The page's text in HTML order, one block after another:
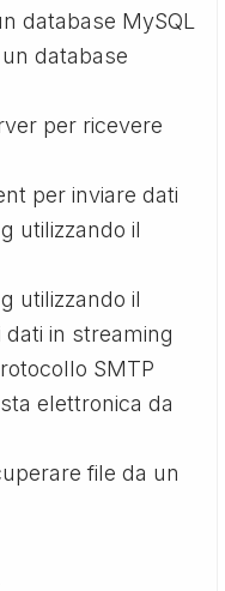
database MySQL
database
per ricevere
per inviare dati
utilizzando il
utilizzando il
in streaming
SMTP
elettronica da
file da un